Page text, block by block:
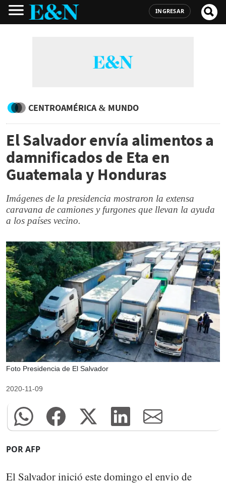
INGRESAR
CENTROAMÉRICA & MUNDO
El Salvador envía alimentos a
damnificados de Eta en
Guatemala y Honduras
Imágenes de la presidencia mostraron la extensa
caravana de camiones y furgones que llevan la ayuda
a los países vecino.
Foto Presidencia de El Salvador
2020-11-09
POR AFP
El Salvador inició este domingo el envio de